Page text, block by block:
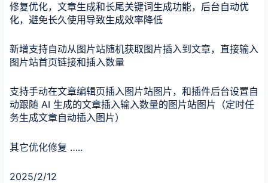
修复优化，文章生成和长尾关键词生成功能，后台自动优
化，避免长久使用导致生成效率降低
新增支持自动从图片站随机获取图片插入到文章，直接输入
图片站首页链接和插入数量
支持手动在文章编辑页插入图片站图片，和插件后台设置自
动跟随 AI 生成的文章插入输入数量的图片站图片（定时任
务生成文章自动插入图片）
其它优化修复 …..
2025/2/12